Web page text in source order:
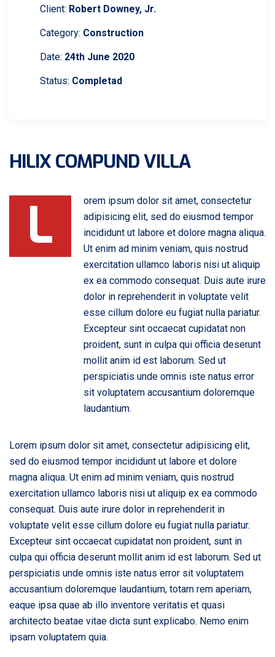
Client: Robert Downey, Jr.
Category: Construction
Date: 24th June 2020
Status: Completad
HILIX COMPUND VILLA
L
orem ipsum dolor sit amet, consectetur
adipisicing elit, sed do eiusmod tempor
incididunt ut labore et dolore magna aliqua.
Ut enim ad minim veniam, quis nostrud
exercitation ullamco laboris nisi ut aliquip
ex ea commodo consequat. Duis aute irure
dolor in reprehenderit in voluptate velit
esse cillum dolore eu fugiat nulla pariatur.
Excepteur sint occaecat cupidatat non
proident, sunt in culpa qui officia deserunt
mollit anim id est laborum. Sed ut
perspiciatis unde omnis iste natus error
sit voluptatem accusantium doloremque
laudantium.
Lorem ipsum dolor sit amet, consectetur adipisicing elit,
sed do eiusmod tempor incididunt ut labore et dolore
magna aliqua. Ut enim ad minim veniam, quis nostrud
exercitation ullamco laboris nisi ut aliquip ex ea commodo
consequat. Duis aute irure dolor in reprehenderit in
voluptate velit esse cillum dolore eu fugiat nulla pariatur.
Excepteur sint occaecat cupidatat non proident, sunt in
culpa qui officia deserunt mollit anim id est laborum. Sed ut
perspiciatis unde omnis iste natus error sit voluptatem
accusantium doloremque laudantium, totam rem aperiam,
eaque ipsa quae ab illo inventore veritatis et quasi
architecto beatae vitae dicta sunt explicabo. Nemo enim
ipsam voluptatem quia.